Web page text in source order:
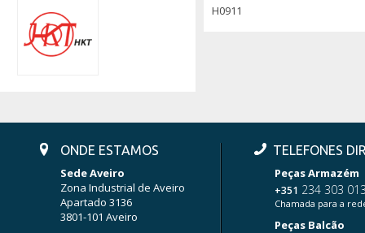
H0911
ONDE ESTAMOS
Sede Aveiro
Zona Industrial de Aveiro
Apartado 3136
3801-101 Aveiro
TELEFONES
Peças Armazém
+351 234 303
Chamada para a
Peças Balcão